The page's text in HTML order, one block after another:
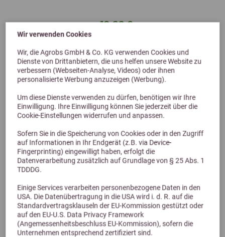
Wir verwenden Cookies
Wir, die Agrobs GmbH & Co. KG verwenden Cookies und
Dienste von Drittanbietern, die uns helfen unsere Website zu
verbessern (Webseiten-Analyse, Videos) oder ihnen
personalisierte Werbung anzuzeigen (Werbung).
Um diese Dienste verwenden zu dürfen, benötigen wir Ihre
Einwilligung. Ihre Einwilligung können Sie jederzeit über die
Cookie-Einstellungen widerrufen und anpassen.
Sofern Sie in die Speicherung von Cookies oder in den Zugriff
auf Informationen in Ihr Endgerät (z.B. via Device-
Fingerprinting) eingewilligt haben, erfolgt die
Datenverarbeitung zusätzlich auf Grundlage von § 25 Abs. 1
TDDDG.
Einige Services verarbeiten personenbezogene Daten in den
USA. Die Datenübertragung in die USA wird i. d. R. auf die
Standardvertragsklauseln der EU-Kommission gestützt oder
auf den EU-U.S. Data Privacy Framework
(Angemessenheitsbeschluss EU-Kommission), sofern die
Unternehmen entsprechend zertifiziert sind.
12,00 €
Alternative Produkte